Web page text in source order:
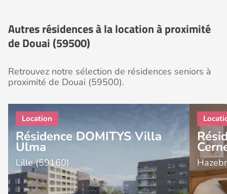
Autres résidences à la location à proximité
de Douai (59500)
Retrouvez notre sélection de résidences seniors à
proximité de Douai (59500).
Résidence DOMITYS Villa
Ulma
Lille (59160)